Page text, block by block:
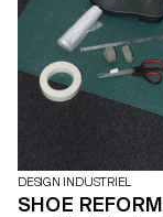
DESIGN INDUSTRIEL
SHOE REFORM